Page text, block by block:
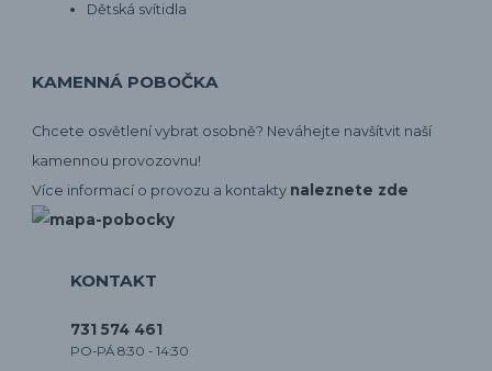
Dětská svítidla
KAMENNÁ POBOČKA
Chcete osvětlení vybrat osobně? Neváhejte navšítvit naší
kamennou provozovnu!
Více informací o provozu a kontakty naleznete zde
KONTAKT
731 574 461
PO-PÁ 8:30 - 14:30